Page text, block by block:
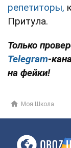
репетиторы,
Притула.
Только
Telegram-
на фейки!
Моя Школа